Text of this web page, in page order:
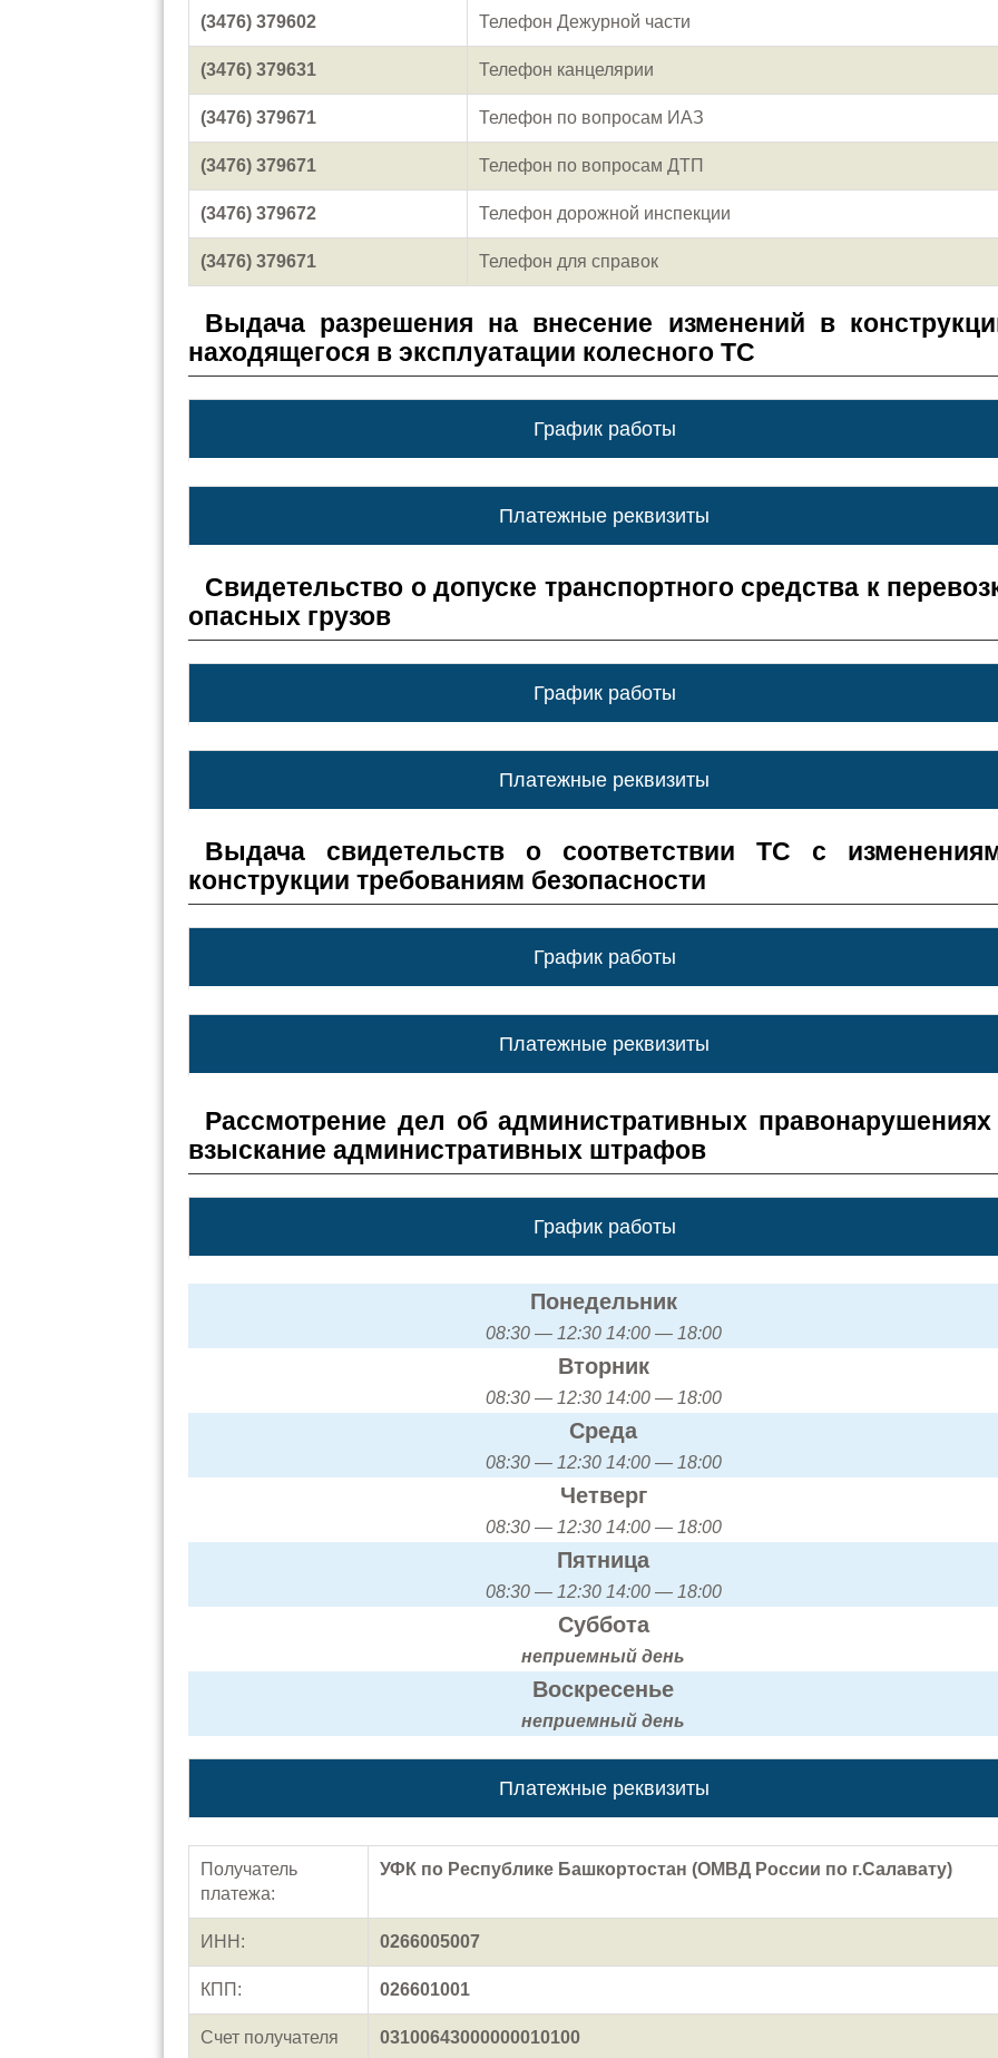
(3476) 379602 Телефон Дежурной части
(3476) 379631 Телефон канцелярии
(3476) 379671 Телефон по вопросам ИАЗ
(3476) 379671 Телефон по вопросам ДТП
(3476) 379672 Телефон дорожной инспекции
(3476) 379671 Телефон для справок
Выдача разрешения на внесение изменений в
находящегося в эксплуатации колесного ТС
График работы
Платежные реквизиты
Свидетельство о допуске транспортного средства к
опасных грузов
График работы
Платежные реквизиты
Выдача свидетельств о соответствии ТС с
конструкции требованиям безопасности
График работы
Платежные реквизиты
Рассмотрение дел об административных
взыскание административных штрафов
График работы
Понедельник
08:30 — 12:30 14:00 — 18:00
Вторник
08:30 — 12:30 14:00 — 18:00
Среда
08:30 — 12:30 14:00 — 18:00
Четверг
08:30 — 12:30 14:00 — 18:00
Пятница
08:30 — 12:30 14:00 — 18:00
Суббота
неприемный день
Воскресенье
неприемный день
Платежные реквизиты
Получатель
платежа:
УФК по Республике Башкортостан (ОМВД России по г.Салавату)
ИНН: 0266005007
КПП: 026601001
Счет получателя
03100643000000010100